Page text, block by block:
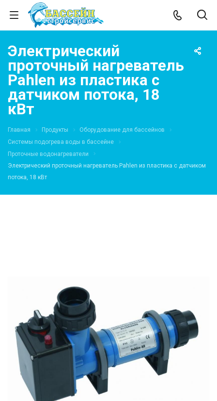
Электрический
проточный нагреватель
Pahlen из пластика с
датчиком потока, 18
кВт
Главная Продукты
Оборудование для бассейнов
Системы подогрева воды в бассейне
Проточные водонагреватели
Электрический проточный нагреватель Pahlen из пластика с датчиком
потока, 18 кВт